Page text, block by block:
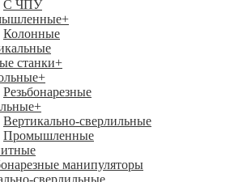
С ЧПУ
+
Колонные
станки+
+
Резьбонарезные
+
Вертикально-сверлильные
Промышленные
манипуляторы
сверлильные